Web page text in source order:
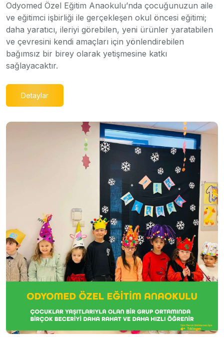
Odyomed Özel Eğitim Anaokulu’nda çocuğunuzun aile
ve eğitimci işbirliği ile gerçekleşen okul öncesi eğitimi;
daha yaratıcı, ileriyi görebilen, yeni ürünler yaratabilen
ve çevresini kendi amaçları için yönlendirebilen
bağımsız bir birey olarak yetişmesine katkı
sağlayacaktır.
Detaylar